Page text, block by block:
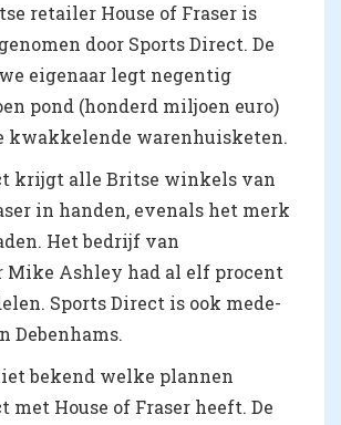
retailer House of Fraser is
door Sports Direct. De
eigenaar legt negentig
pond (honderd miljoen euro)
kwakkelende warenhuisketen.
krijgt alle Britse winkels van
in handen, evenals het merk
Het bedrijf van
Mike Ashley had al elf procent
Sports Direct is ook mede-
Debenhams.
bekend welke plannen
met House of Fraser heeft. De